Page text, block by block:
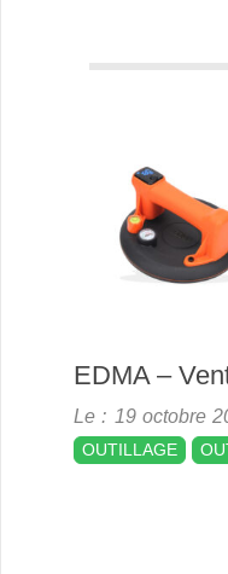
EDMA –
2025-
10-
19
Le : 19 octobre
OUTILLAGE